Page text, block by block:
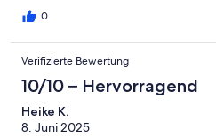
Häuschen ist absolut
Unterkunft um die Ecke. Es sind
und vieles mehr in unmittelbarer
vieles mehr. Der Bodden ist
waren sehr zufrieden mit unserem
liebsten länger geblieben! Leider
0
Verifizierte Bewertung
10/10 – Hervorragend
Heike K.
8. Juni 2025